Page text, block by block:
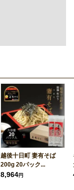
越後十日町 妻有そば
200g 20パック...
8,964円